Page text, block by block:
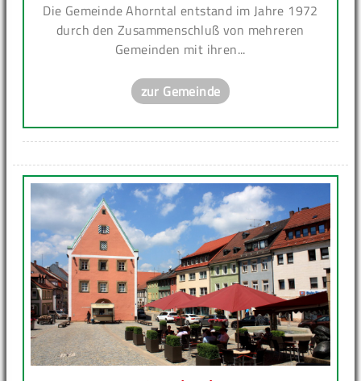
Die Gemeinde Ahorntal entstand im Jahre 1972
durch den Zusammenschluß von mehreren
Gemeinden mit ihren...
zur Gemeinde